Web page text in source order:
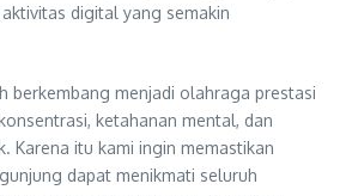
digital yang semakin
berkembang menjadi olahraga prestasi
ketahanan mental, dan
Karena itu kami ingin memastikan
dapat menikmati seluruh